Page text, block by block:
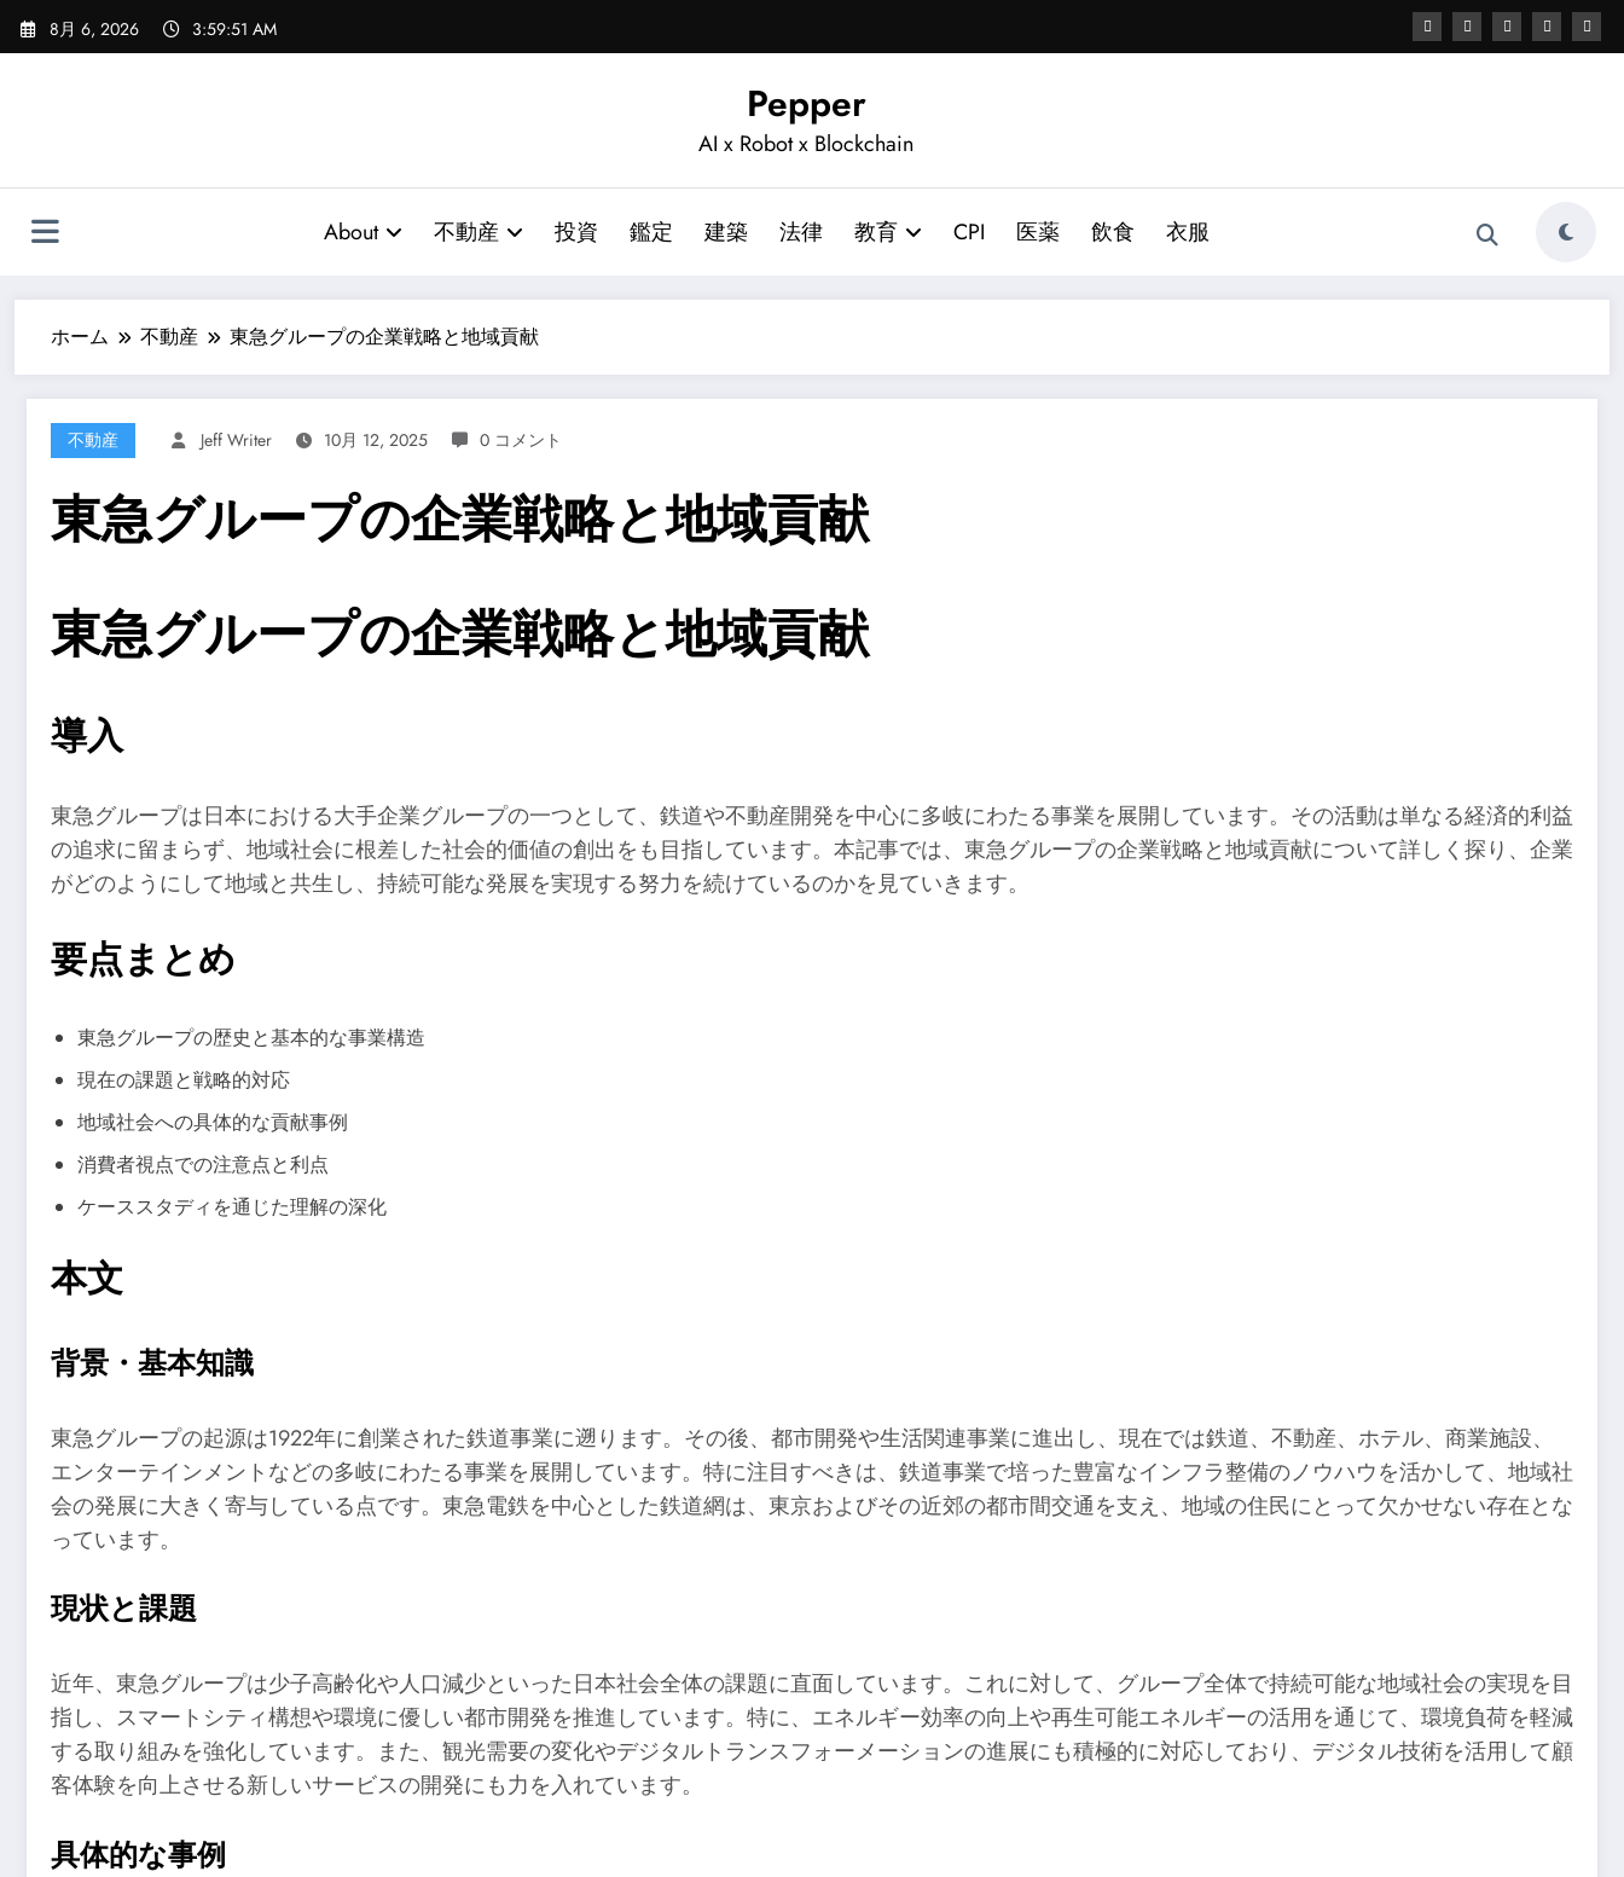
ス
8月 6, 2026 3:59:51 AM
Pepper
AI x Robot x Blockchain
About 不動産 投資 鑑定 建築 法律 教育 CPI 医薬 飲食 衣服
ホーム 不動産 東急グループの企業戦略と地域貢献
不動産 Jeff Writer 10月 12, 2025 0 コメント
東急グループの企業戦略と地域貢献
東急グループの企業戦略と地域貢献
導入
東急グループは日本における大手企業グループの一つとして、鉄道や不動産開発を中心に多岐にわたる事業を展開しています。その活動は単なる経済的利益
の追求に留まらず、地域社会に根差した社会的価値の創出をも目指しています。本記事では、東急グループの企業戦略と地域貢献について詳しく探り、企業
がどのようにして地域と共生し、持続可能な発展を実現する努力を続けているのかを見ていきます。
要点まとめ
東急グループの歴史と基本的な事業構造
現在の課題と戦略的対応
地域社会への具体的な貢献事例
消費者視点での注意点と利点
ケーススタディを通じた理解の深化
本文
背景・基本知識
東急グループの起源は1922年に創業された鉄道事業に遡ります。その後、都市開発や生活関連事業に進出し、現在では鉄道、不動産、ホテル、商業施設、
エンターテインメントなどの多岐にわたる事業を展開しています。特に注目すべきは、鉄道事業で培った豊富なインフラ整備のノウハウを活かして、地域社
会の発展に大きく寄与している点です。東急電鉄を中心とした鉄道網は、東京およびその近郊の都市間交通を支え、地域の住民にとって欠かせない存在とな
っています。
現状と課題
近年、東急グループは少子高齢化や人口減少といった日本社会全体の課題に直面しています。これに対して、グループ全体で持続可能な地域社会の実現を目
指し、スマートシティ構想や環境に優しい都市開発を推進しています。特に、エネルギー効率の向上や再生可能エネルギーの活用を通じて、環境負荷を軽減
する取り組みを強化しています。また、観光需要の変化やデジタルトランスフォーメーションの進展にも積極的に対応しており、デジタル技術を活用して顧
客体験を向上させる新しいサービスの開発にも力を入れています。
具体的な事例